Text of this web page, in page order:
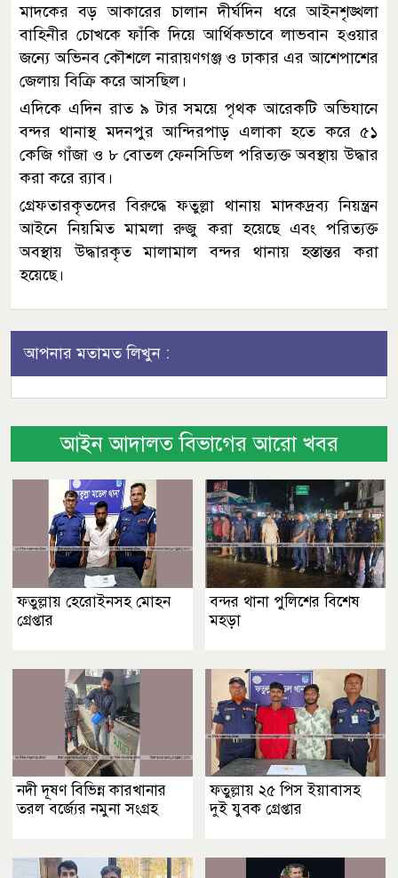
মাদকের বড় আকারের চালান দীর্ঘদিন ধরে আইনশৃঙ্খলা
বাহিনীর চোখকে ফাঁকি দিয়ে আর্থিকভাবে লাভবান হওয়ার
জন্যে অভিনব কৌশলে নারায়ণগঞ্জ ও ঢাকার এর আশেপাশের
জেলায় বিক্রি করে আসছিল।
এদিকে এদিন রাত ৯ টার সময়ে পৃথক আরেকটি অভিযানে
বন্দর থানাস্থ মদনপুর আন্দিরপাড় এলাকা হতে করে ৫১
কেজি গাঁজা ও ৮ বোতল ফেনসিডিল পরিত্যক্ত অবস্থায় উদ্ধার
করা করে র‍্যাব।
গ্রেফতারকৃতদের বিরুদ্ধে ফতুল্লা থানায় মাদকদ্রব্য নিয়ন্ত্রন
আইনে নিয়মিত মামলা রুজু করা হয়েছে এবং পরিত্যক্ত
অবস্থায় উদ্ধারকৃত মালামাল বন্দর থানায় হস্তান্তর করা
হয়েছে।
আপনার মতামত লিখুন :
আইন আদালত বিভাগের আরো খবর
ফতুল্লায় হেরোইনসহ মোহন
গ্রেপ্তার
বন্দর থানা পুলিশের বিশেষ
মহড়া
নদী দূষণ বিভিন্ন কারখানার
তরল বর্জ্যের নমুনা সংগ্রহ
ফতুল্লায় ২৫ পিস ইয়াবাসহ
দুই যুবক গ্রেপ্তার